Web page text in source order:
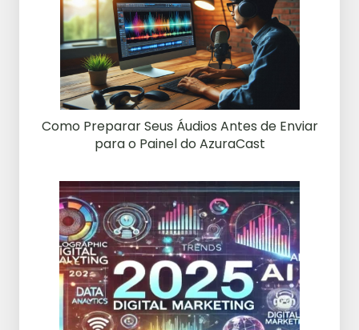
Como Preparar Seus Áudios Antes de Enviar
para o Painel do AzuraCast